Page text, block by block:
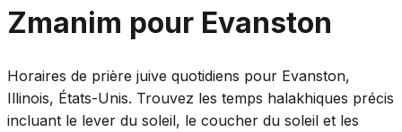
Zmanim pour Evanston
Horaires de prière juive quotidiens pour Evanston,
Illinois, États-Unis. Trouvez les temps halakhiques précis
incluant le lever du soleil, le coucher du soleil et les